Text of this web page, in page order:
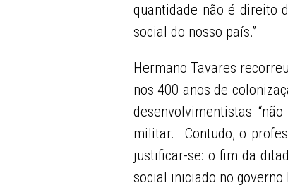
quantidade não é direito
social do nosso país.”
Hermano Tavares
nos 400 anos de
desenvolvimentistas
militar. Contudo, o
justificar-se: o fim da
social iniciado no